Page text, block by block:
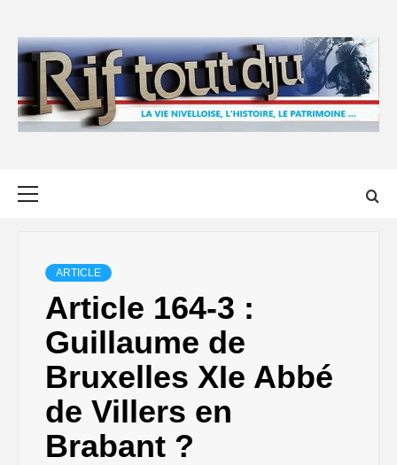
content
ARTICLE
Article 164-3 :
Guillaume de
Bruxelles XIe Abbé
de Villers en
Brabant ?